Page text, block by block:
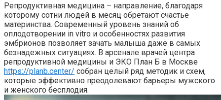
Репродуктивная медицина – направление, благодаря
которому сотни людей в месяц обретают счастье
материнства. Современный уровень знаний об
оплодотворении in vitro и особенностях развития
эмбрионов позволяет зачать малыша даже в самых
безнадежных ситуациях. В арсенале врачей центра
репродуктивной медицины и ЭКО План Б в Москве
https://planb.center/ собран целый ряд методик и схем,
которые эффективно преодолевают барьеры мужского
и женского бесплодия.